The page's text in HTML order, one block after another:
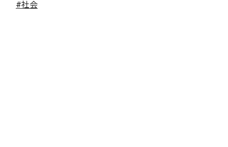
#社会